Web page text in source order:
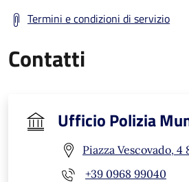
Termini e condizioni di servizio
Contatti
Ufficio Polizia
Piazza Vescovado, 4
+39 0968 99040